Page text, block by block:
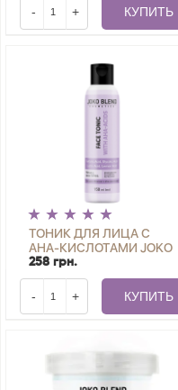
- + КУПИТЬ
ТОНИК ДЛЯ ЛИЦА С
AHA-КИСЛОТАМИ JOKO
BLEND 150 МЛ
258 грн.
- + КУПИТЬ